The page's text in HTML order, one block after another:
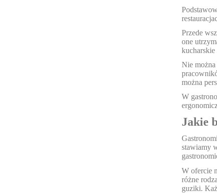
Przede
one
Nie
można
W
Jakie
stawiamy
W ofercie
różne
guziki.